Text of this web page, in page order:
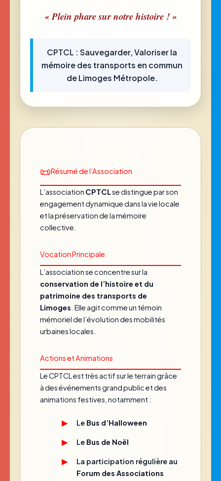
« Plein phare sur notre histoire ! »
CPTCL : Sauvegarder, Valoriser la
mémoire des transports en commun
de Limoges Métropole.
📜Résumé de l’Association
L’association CPTCLse distingue par son
engagement dynamique dans la vie locale
et la préservation de la mémoire
collective.
Vocation Principale
L’association se concentre sur la
conservation de l’histoire et du
patrimoine des transports de
Limoges . Elle agit comme un témoin
mémoriel de l’évolution des mobilités
urbaines locales.
Actions et Animations
Le CPTCL est très actif sur le terrain grâce
à des événements grand public et des
animations festives, notamment :
Le Bus d’Halloween
Le Bus de Noël
La participation régulière au
Forum des Associations